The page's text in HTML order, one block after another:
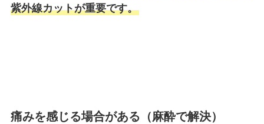
紫外線カットが重要です。
痛みを感じる場合がある（麻酔で解決）